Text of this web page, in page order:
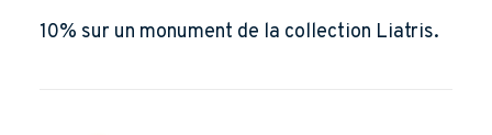
10% sur un monument de la collection Liatris.